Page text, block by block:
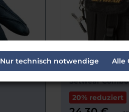
Setwear
20% reduziert
Nur technisch notwendige Alle